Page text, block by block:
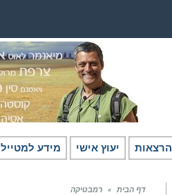
הרצאות יעוץ אישי מידע למטייל
דף הבית » רמבטיקה